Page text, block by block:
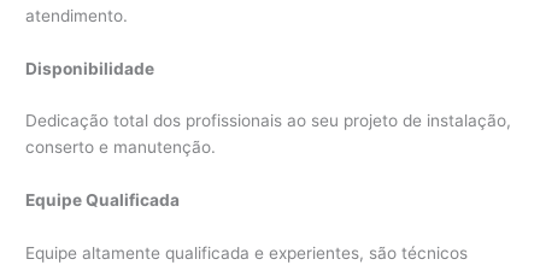
atendimento.
Disponibilidade
Dedicação total dos profissionais ao seu projeto de instalação,
conserto e manutenção.
Equipe Qualificada
Equipe altamente qualificada e experientes, são técnicos